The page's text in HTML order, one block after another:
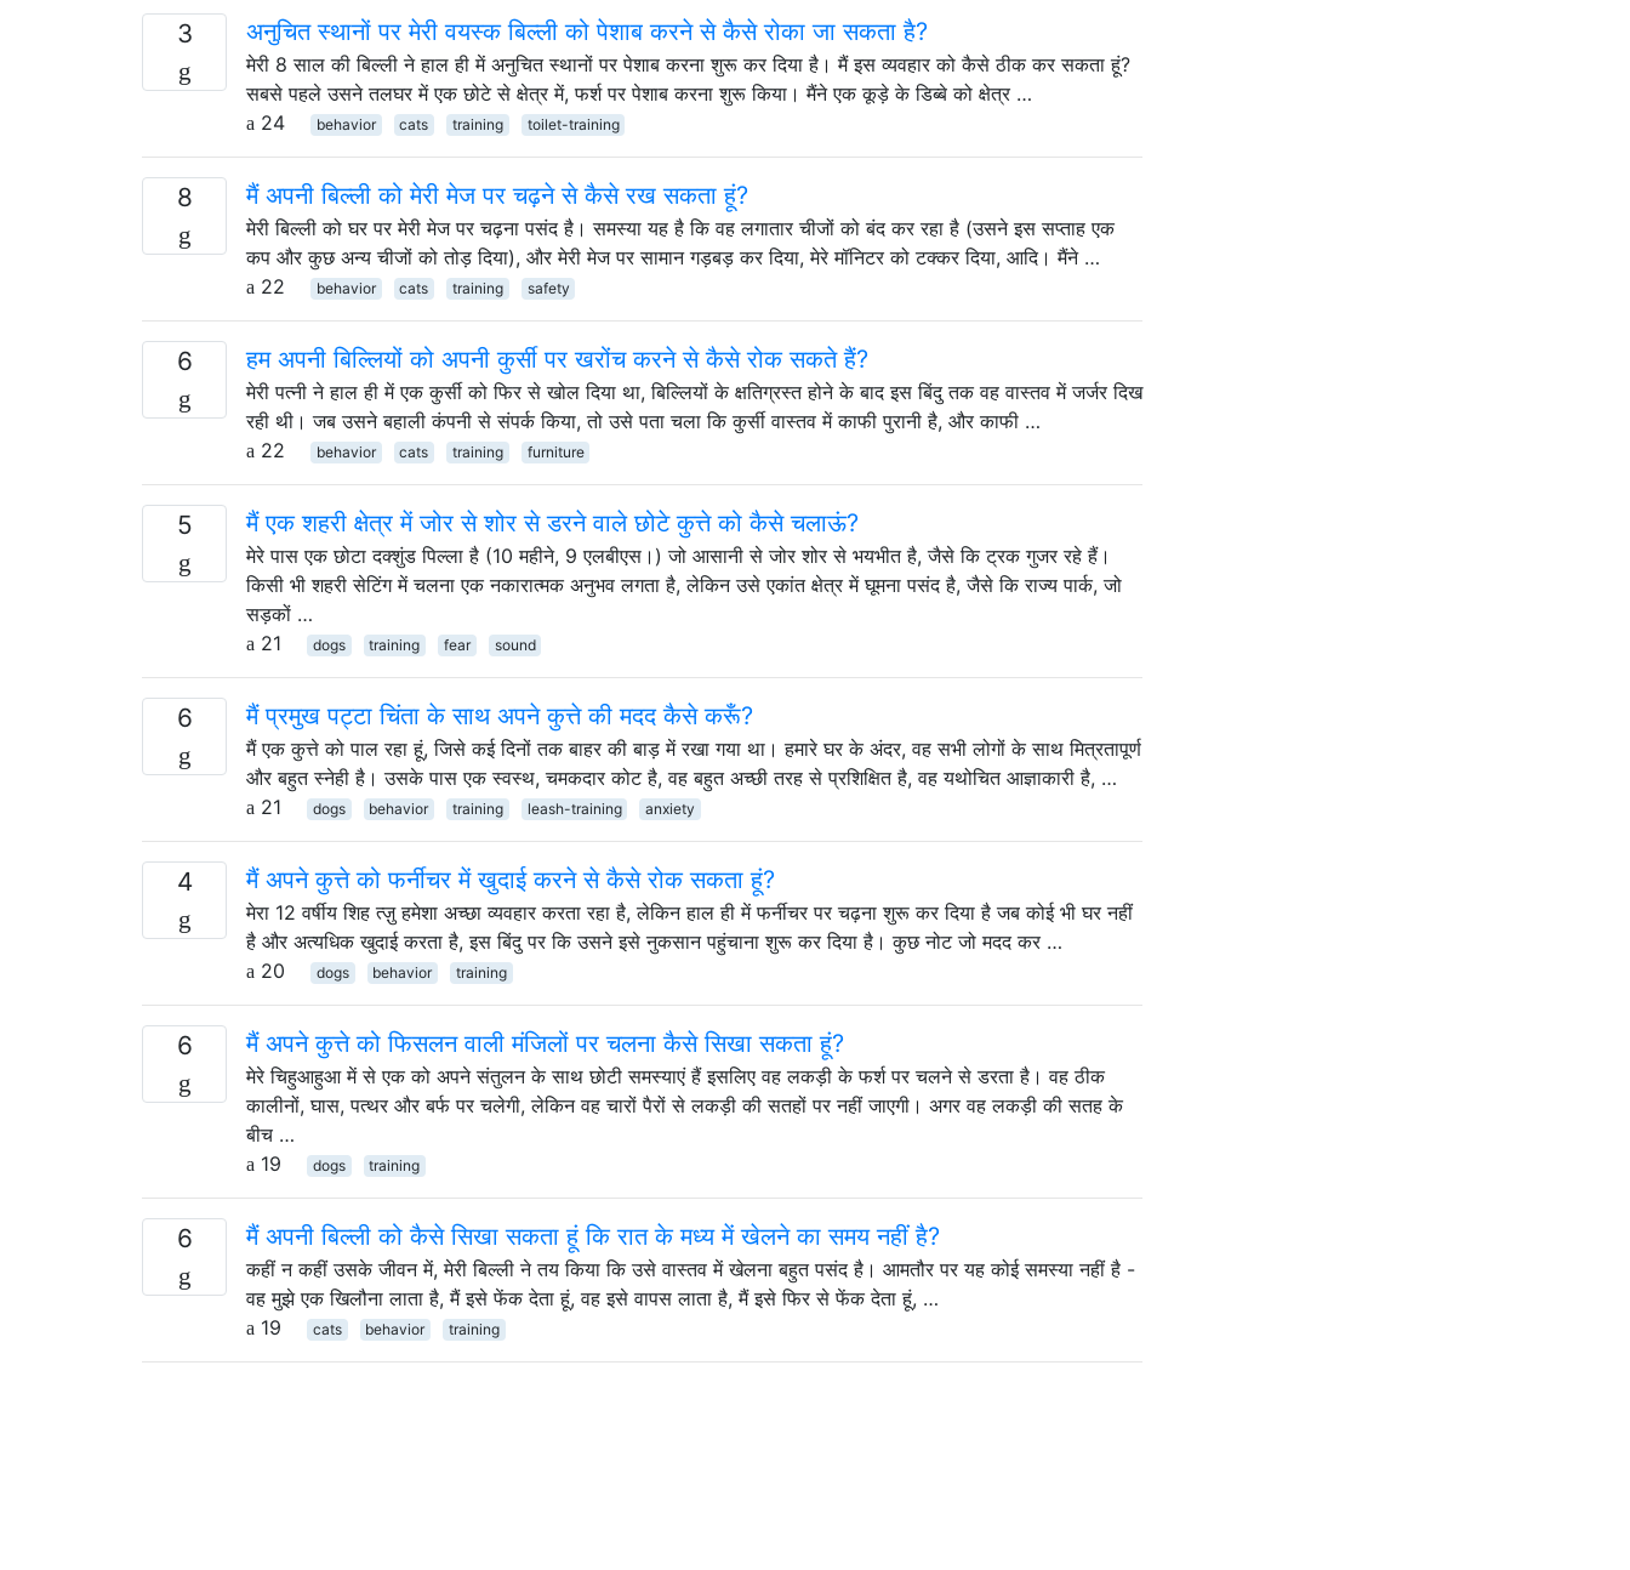
3 अनुचित स्थानों पर मेरी वयस्क बिल्ली को पेशाब करने से कैसे रोका जा सकता है?
मेरी 8 साल की बिल्ली ने हाल ही में अनुचित स्थानों पर पेशाब करना शुरू कर दिया है। मैं इस व्यवहार को कैसे ठीक कर सकता हूं?
सबसे पहले उसने तलघर में एक छोटे से क्षेत्र में, फर्श पर पेशाब करना शुरू किया। मैंने एक कूड़े के डिब्बे को क्षेत्र …
24
behavior cats training toilet-training
8 मैं अपनी बिल्ली को मेरी मेज पर चढ़ने से कैसे रख सकता हूं?
मेरी बिल्ली को घर पर मेरी मेज पर चढ़ना पसंद है। समस्या यह है कि वह लगातार चीजों को बंद कर रहा है (उसने इस सप्ताह एक
कप और कुछ अन्य चीजों को तोड़ दिया), और मेरी मेज पर सामान गड़बड़ कर दिया, मेरे मॉनिटर को टक्कर दिया, आदि। मैंने …
22
behavior cats training safety
6 हम अपनी बिल्लियों को अपनी कुर्सी पर खरोंच करने से कैसे रोक सकते हैं?
मेरी पत्नी ने हाल ही में एक कुर्सी को फिर से खोल दिया था, बिल्लियों के क्षतिग्रस्त होने के बाद इस बिंदु तक वह वास्तव में जर्जर दिख
रही थी। जब उसने बहाली कंपनी से संपर्क किया, तो उसे पता चला कि कुर्सी वास्तव में काफी पुरानी है, और काफी …
22
behavior cats training furniture
5 मैं एक शहरी क्षेत्र में जोर से शोर से डरने वाले छोटे कुत्ते को कैसे चलाऊं?
मेरे पास एक छोटा दक्शुंड पिल्ला है (10 महीने, 9 एलबीएस।) जो आसानी से जोर शोर से भयभीत है, जैसे कि ट्रक गुजर रहे हैं।
किसी भी शहरी सेटिंग में चलना एक नकारात्मक अनुभव लगता है, लेकिन उसे एकांत क्षेत्र में घूमना पसंद है, जैसे कि राज्य पार्क, जो
सड़कों …
21
dogs training fear sound
6 मैं प्रमुख पट्टा चिंता के साथ अपने कुत्ते की मदद कैसे करूँ?
मैं एक कुत्ते को पाल रहा हूं, जिसे कई दिनों तक बाहर की बाड़ में रखा गया था। हमारे घर के अंदर, वह सभी लोगों के साथ मित्रतापूर्ण
और बहुत स्नेही है। उसके पास एक स्वस्थ, चमकदार कोट है, वह बहुत अच्छी तरह से प्रशिक्षित है, वह यथोचित आज्ञाकारी है, …
21
dogs behavior training leash-training anxiety
4 मैं अपने कुत्ते को फर्नीचर में खुदाई करने से कैसे रोक सकता हूं?
मेरा 12 वर्षीय शिह त्ज़ु हमेशा अच्छा व्यवहार करता रहा है, लेकिन हाल ही में फर्नीचर पर चढ़ना शुरू कर दिया है जब कोई भी घर नहीं
है और अत्यधिक खुदाई करता है, इस बिंदु पर कि उसने इसे नुकसान पहुंचाना शुरू कर दिया है। कुछ नोट जो मदद कर …
20
dogs behavior training
6 मैं अपने कुत्ते को फिसलन वाली मंजिलों पर चलना कैसे सिखा सकता हूं?
मेरे चिहुआहुआ में से एक को अपने संतुलन के साथ छोटी समस्याएं हैं इसलिए वह लकड़ी के फर्श पर चलने से डरता है। वह ठीक
कालीनों, घास, पत्थर और बर्फ पर चलेगी, लेकिन वह चारों पैरों से लकड़ी की सतहों पर नहीं जाएगी। अगर वह लकड़ी की सतह के
बीच …
19
dogs training
6 मैं अपनी बिल्ली को कैसे सिखा सकता हूं कि रात के मध्य में खेलने का समय नहीं है?
कहीं न कहीं उसके जीवन में, मेरी बिल्ली ने तय किया कि उसे वास्तव में खेलना बहुत पसंद है। आमतौर पर यह कोई समस्या नहीं है -
वह मुझे एक खिलौना लाता है, मैं इसे फेंक देता हूं, वह इसे वापस लाता है, मैं इसे फिर से फेंक देता हूं, …
19
cats behavior training